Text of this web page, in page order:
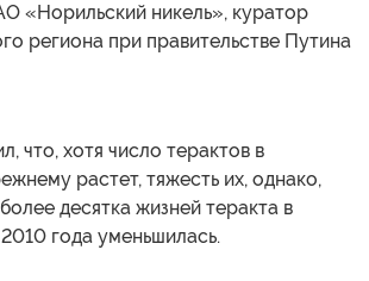
«Норильский никель», куратор
региона при правительстве Путина
что, хотя число терактов в
растет, тяжесть их, однако,
десятка жизней теракта в
года уменьшилась.